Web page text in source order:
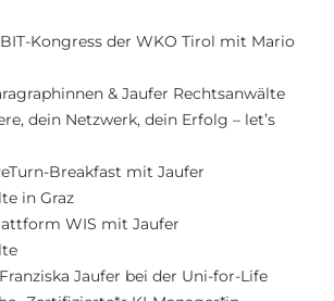
Kongress der WKO Tirol mit Mario
& Jaufer Rechtsanwälte
dein Netzwerk, dein Erfolg – let’s
Breakfast mit Jaufer
in Graz
WIS mit Jaufer
Franziska Jaufer bei der Uni-for-Life